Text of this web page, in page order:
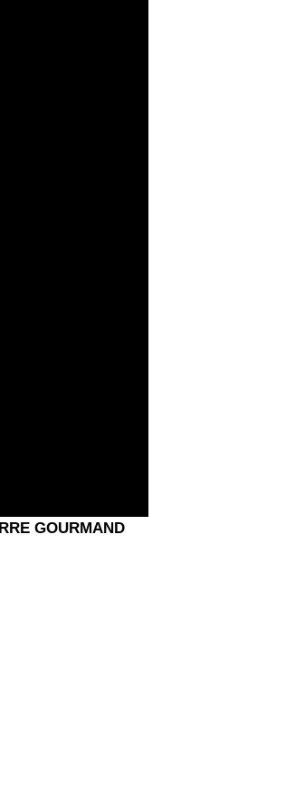
GOURMAND